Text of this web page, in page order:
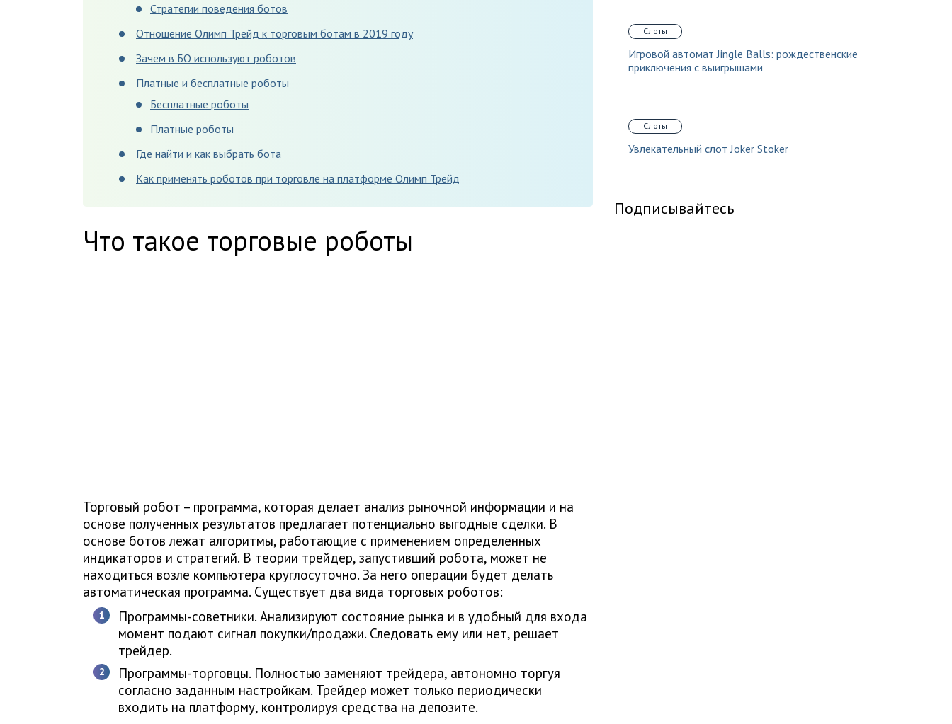
Стратегии поведения ботов
Отношение Олимп Трейд к торговым ботам в 2019 году
Зачем в БО используют роботов
Платные и бесплатные роботы
Бесплатные роботы
Платные роботы
Где найти и как выбрать бота
Как применять роботов при торговле на платформе Олимп Трейд
Что такое торговые роботы
Торговый робот – программа, которая делает анализ рыночной информации и на
основе полученных результатов предлагает потенциально выгодные сделки. В
основе ботов лежат алгоритмы, работающие с применением определенных
индикаторов и стратегий. В теории трейдер, запустивший робота, может не
находиться возле компьютера круглосуточно. За него операции будет делать
автоматическая программа. Существует два вида торговых роботов:
Программы-советники. Анализируют состояние рынка и в удобный для входа
момент подают сигнал покупки/продажи. Следовать ему или нет, решает
трейдер.
Программы-торговцы. Полностью заменяют трейдера, автономно торгуя
согласно заданным настройкам. Трейдер может только периодически
входить на платформу, контролируя средства на депозите.
Слоты
Игровой автомат Jingle Balls: рождественские
приключения с выигрышами
Слоты
Увлекательный слот Joker Stoker
Подписывайтесь